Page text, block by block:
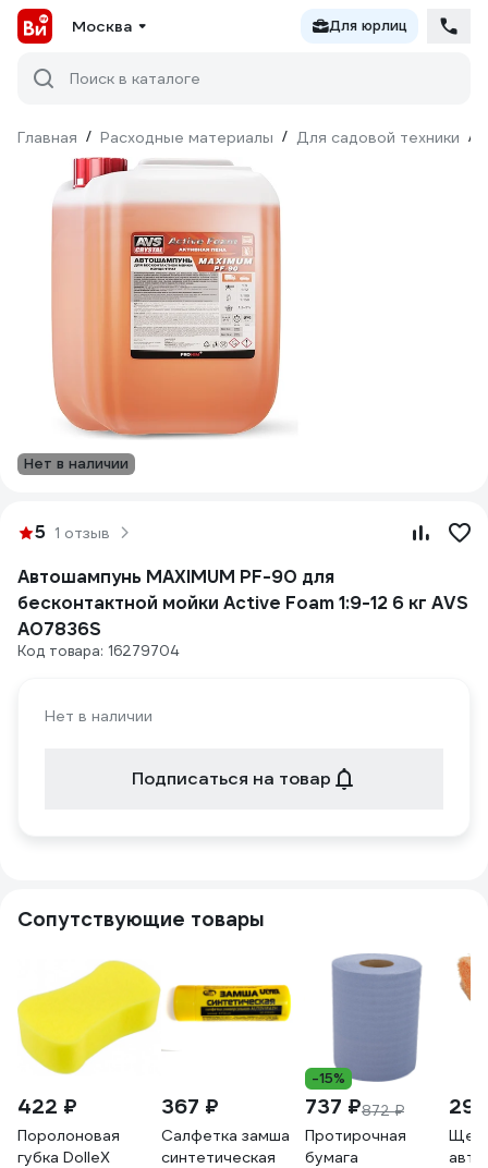
Москва Для юрлиц
Поиск в каталоге
Главная / Расходные материалы / Для садовой техники /
Нет в наличии
5 1 отзыв
Автошампунь MAXIMUM PF-90 для
бесконтактной мойки Active Foam 1:9-12 6 кг AVS
A07836S
Код товара: 16279704
Нет в наличии
Подписаться на товар
Сопутствующие товары
422 ₽
Поролоновая
губка DolleX
367 ₽
Салфетка замша
синтетическая
-15%
737 ₽872 ₽
Протирочная
бумага